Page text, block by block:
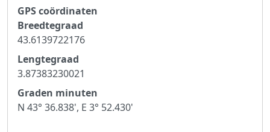
GPS coördinaten
Breedtegraad
43.6139722176
Lengtegraad
3.87383230021
Graden minuten
N 43° 36.838', E 3° 52.430'